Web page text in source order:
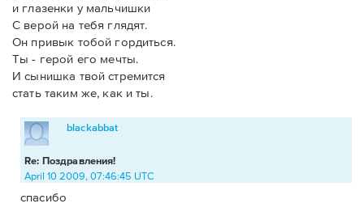
и глазенки у мальчишки
С верой на тебя глядят.
Он привык тобой гордиться.
Ты - герой его мечты.
И сынишка твой стремится
стать таким же, как и ты.
Re: Поздравления!
blackabbat
April 10 2009, 07:46:45 UTC
спасибо